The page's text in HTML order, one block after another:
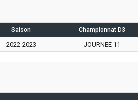
Saison Championnat D3
2022-2023 JOURNEE 11